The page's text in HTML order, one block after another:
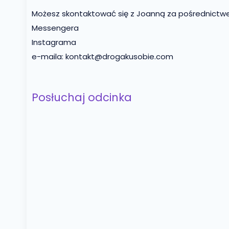
Możesz skontaktować się z Joanną za
Messengera
Instagrama
e-maila: kontakt@drogakusobie.com
Posłuchaj odcinka